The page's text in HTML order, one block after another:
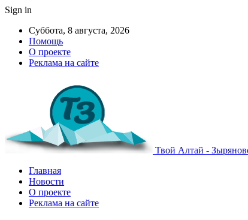
Sign in
Суббота, 8 августа, 2026
Помощь
О проекте
Реклама на сайте
Твой Алтай -
Главная
Новости
О проекте
Реклама на сайте